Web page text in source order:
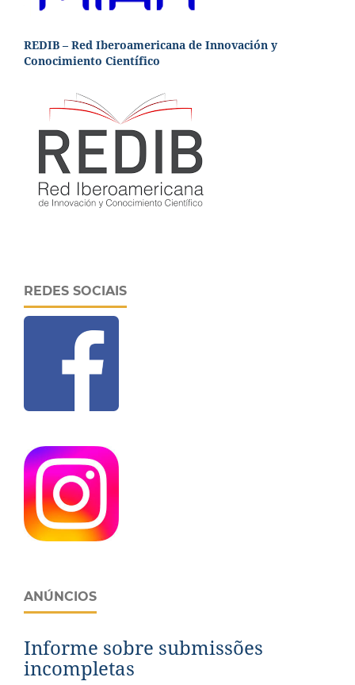
REDIB – Red Iberoamericana de Innovación y
Conocimiento Científico
REDES SOCIAIS
ANÚNCIOS
Informe sobre submissões
incompletas